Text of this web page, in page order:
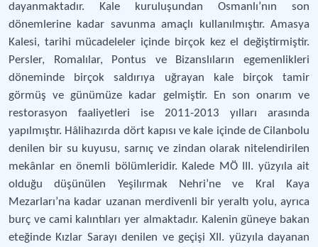
dayanmaktadır. Kale kuruluşundan Osmanlı’nın son
dönemlerine kadar savunma amaçlı kullanılmıştır. Amasya
Kalesi, tarihi mücadeleler içinde birçok kez el değiştirmiştir.
Persler, Romalılar, Pontus ve Bizanslıların egemenlikleri
döneminde birçok saldırıya uğrayan kale birçok tamir
görmüş ve günümüze kadar gelmiştir. En son onarım ve
restorasyon faaliyetleri ise 2011-2013 yılları arasında
yapılmıştır. Hâlihazırda dört kapısı ve kale içinde de Cilanbolu
denilen bir su kuyusu, sarnıç ve zindan olarak nitelendirilen
mekânlar en önemli bölümleridir. Kalede MÖ III. yüzyıla ait
olduğu düşünülen Yeşilırmak Nehri’ne ve Kral Kaya
Mezarları’na kadar uzanan merdivenli bir yeraltı yolu, ayrıca
burç ve cami kalıntıları yer almaktadır. Kalenin güneye bakan
eteğinde Kızlar Sarayı denilen ve geçişi XII. yüzyıla dayanan